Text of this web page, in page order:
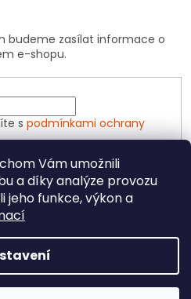
Vám umožnili
a díky analýze provozu
jeho funkce, výkon a
budeme zasílat informace o
e-shopu.
s podmínkami ochrany
. Všechna práva